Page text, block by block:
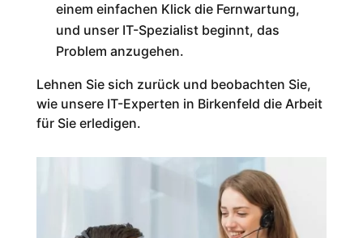
einem einfachen Klick die Fernwartung,
und unser IT-Spezialist beginnt, das
Problem anzugehen.
Lehnen Sie sich zurück und beobachten Sie,
wie unsere IT-Experten in Birkenfeld die Arbeit
für Sie erledigen.